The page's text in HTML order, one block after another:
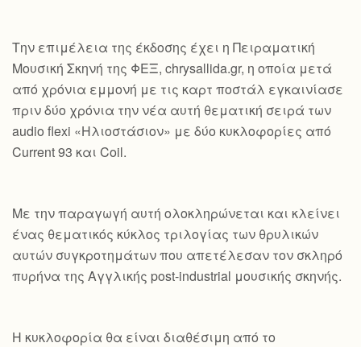
Την επιμέλεια της έκδοσης έχει η Πειραματική
Μουσική Σκηνή της ΦΕΞ, chrysallida.gr, η οποία μετά
από χρόνια εμμονή με τις καρτ ποστάλ εγκαινίασε
πριν δύο χρόνια την νέα αυτή θεματική σειρά των
audio flexi «Ηλιοστάσιον» με δύο κυκλοφορίες από
Current 93 και Coil.
Με την παραγωγή αυτή ολοκληρώνεται και κλείνει
ένας θεματικός κύκλος τριλογίας των θρυλικών
αυτών συγκροτημάτων που απετέλεσαν τον σκληρό
πυρήνα της Αγγλικής post-industrial μουσικής σκηνής.
Η κυκλοφορία θα είναι διαθέσιμη από το